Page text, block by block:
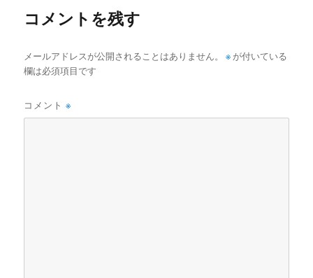
コメントを残す
メールアドレスが公開されることはありません。 ※ が付いている
欄は必須項目です
コメント※